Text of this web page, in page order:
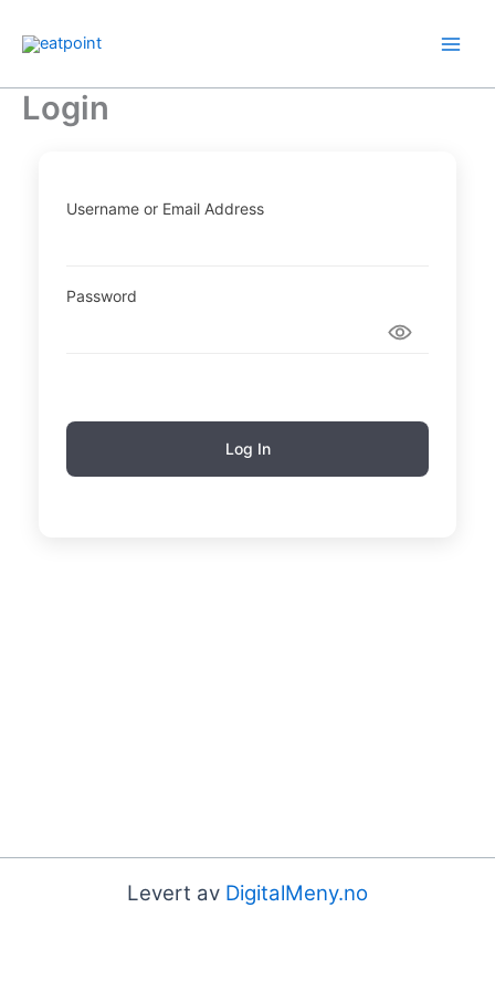
rett
innholdet
Login
Username or Email Address
Password
Log In
Levert av DigitalMeny.no